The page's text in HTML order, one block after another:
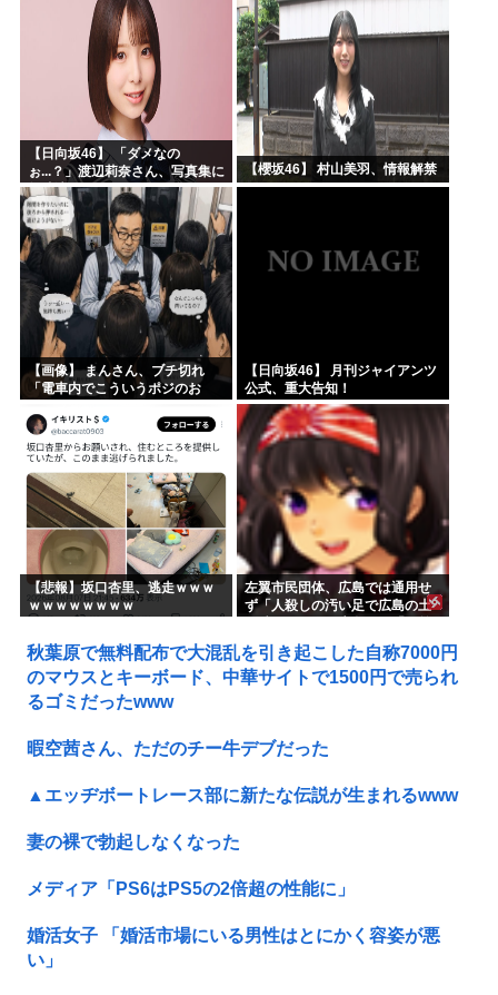
【日向坂46】 「ダメなの
ぉ...？」渡辺莉奈さん、写真集に
興味津々
【櫻坂46】 村山美羽、情報解禁
【画像】 まんさん、ブチ切れ
「電車内でこういうポジのお
【日向坂46】 月刊ジャイアンツ
公式、重大告知！
【悲報】坂口杏里、逃走ｗｗｗ
ｗｗｗｗｗｗｗｗ
左翼市民団体、広島では通用せ
ず「人殺しの汚い足で広島の土
らの方が汚いんじゃ！」「ワシ
らが広島県民じゃ」
秋葉原で無料配布で大混乱を引き起こした自称7000円
のマウスとキーボード、中華サイトで1500円で売られ
るゴミだったwww
暇空茜さん、ただのチー牛デブだった
▲エッヂボートレース部に新たな伝説が生まれるwww
妻の裸で勃起しなくなった
メディア「PS6はPS5の2倍超の性能に」
婚活女子 「婚活市場にいる男性はとにかく容姿が悪
い」